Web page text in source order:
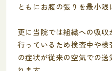
ともにお腹の張りを最小限
更に当院では組織への吸
行っているため検査中や
の症状が従来の空気での